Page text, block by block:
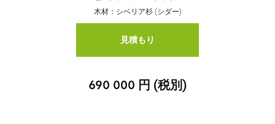
木材：シベリア杉 (シダー)
690 000 円 (税別)
見積もり